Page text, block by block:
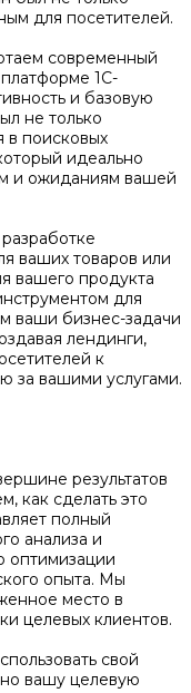
для посетителей.
современный
1С-
и базовую
не только
в поисковых
идеально
и ожиданиям вашей
ваших товаров или
вашего продукта
для
ваши бизнес-задачи
лендинги,
к
за вашими услугами.
результатов
как сделать это
полный
анализа и
оптимизации
опыта. Мы
место в
целевых клиентов.
свой
вашу целевую